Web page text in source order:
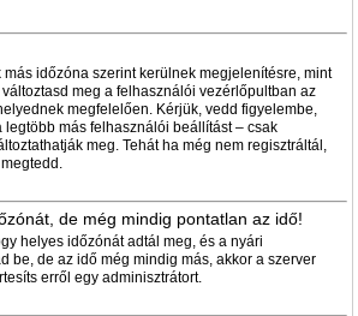
más időzóna szerint kerülnek megjelenítésre, mint
meg a felhasználói vezérlőpultban az
megfelelően. Kérjük, vedd figyelembe,
legtöbb más felhasználói beállítást – csak
meg. Tehát ha még nem regisztráltál,
de még mindig pontatlan az idő!
helyes időzónát adtál meg, és a nyári
be, de az idő még mindig más, akkor a szerver
erről egy adminisztrátort.